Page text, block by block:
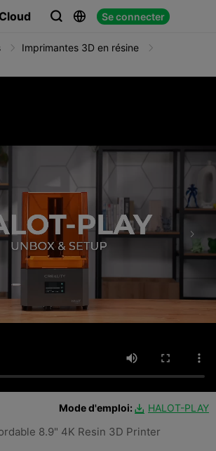
  Se connecter
Imprimantes 3D en résine
Mode d'emploi:  HALOT-PLAY
8.9" 4K Resin 3D Printer